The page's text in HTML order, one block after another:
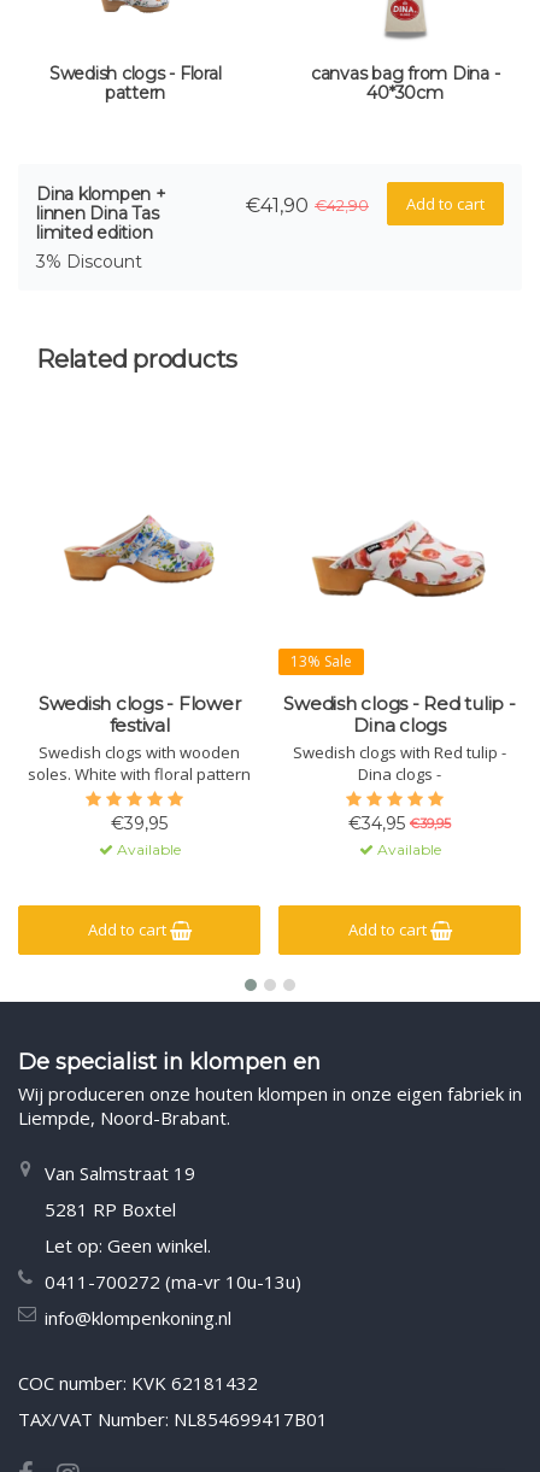
Swedish clogs - Floral
pattern
canvas bag from Dina -
40*30cm
Dina klompen +
linnen Dina Tas
limited edition
3% Discount
Add to cart
€42,90
€41,90
Related products
Swedish clogs - Flower
festival
Swedish clogs with wooden
soles. White with floral pattern
€39,95
Available
Add to cart
13% Sale
Swedish clogs - Red tulip -
Dina clogs
Swedish clogs with Red tulip -
Dina clogs -
€34,95 €39,95
Available
Add to cart
De specialist in klompen en
Wij produceren onze houten klompen in onze eigen fabriek in
Liempde, Noord-Brabant.
Van Salmstraat 19
5281 RP Boxtel
Let op: Geen winkel.
0411-700272 (ma-vr 10u-13u)
info@klompenkoning.nl
COC number: KVK 62181432
TAX/VAT Number: NL854699417B01